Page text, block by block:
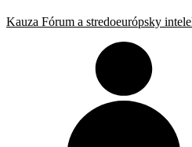
Kauza Fórum a stredoeurópsky